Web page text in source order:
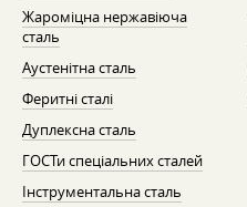
Жароміцна нержавіюча
сталь
Аустенітна сталь
Феритні сталі
Дуплексна сталь
ГОСТи спеціальних сталей
Інструментальна сталь